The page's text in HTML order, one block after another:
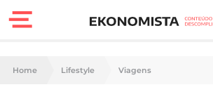
Finanças Pessoais
Home Lifestyle Viagens